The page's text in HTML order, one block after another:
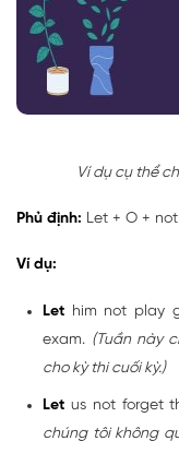
Ví dụ cụ thể
Phủ định: Let + O +
Ví dụ:
Let him not play
exam. (Tuần này
cho kỳ thi cuối kỳ.)
Let us not forget
chúng tôi không